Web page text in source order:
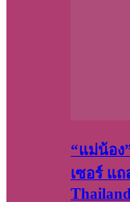
“แม่น้อง
เซอร์ แ